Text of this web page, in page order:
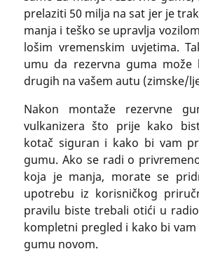
prelaziti 50 milja na sat jer je
manja i teško se upravlja
lošim vremenskim uvjetima.
umu da rezervna guma
drugih na vašem autu (zimske/
Nakon montaže rezervne
vulkanizera što prije kako
kotač siguran i kako bi vam
gumu. Ako se radi o
koja je manja, morate se
upotrebu iz korisničkog
pravilu biste trebali otići u
kompletni pregled i kako bi
gumu novom.